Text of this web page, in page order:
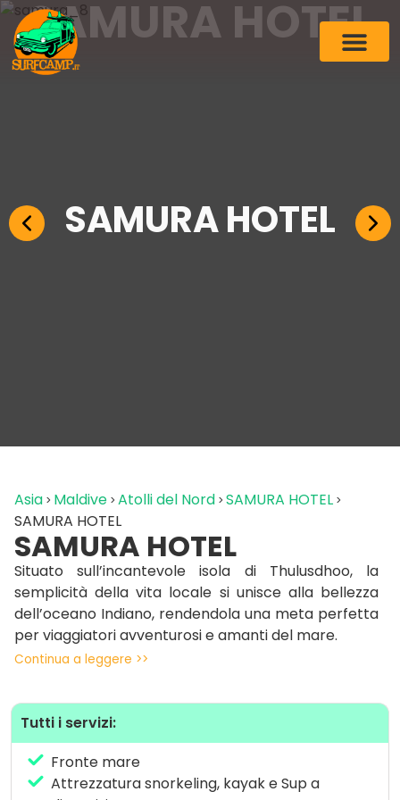
SAMURA HOTEL
SAMURA HOTEL
Asia Maldive Atolli del Nord SAMURA HOTEL
SAMURA HOTEL
SAMURA HOTEL
Situato sull’incantevole isola di Thulusdhoo, la
semplicità della vita locale si unisce alla bellezza
dell’oceano Indiano, rendendola una meta perfetta
per viaggiatori avventurosi e amanti del mare.
Proponiamo camere vista mare, confortevoli e
ideale per rilassarsi e godersi una vacanza lontana
dal caos quotidiano. Ogni stanza è progettata per
offrire un’atmosfera accogliente, con dettagli che
richiamano la natura e il fascino dell’isola.
Continua a leggere >>
Tutti i servizi:
Fronte mare
Attrezzatura snorkeling, kayak e Sup a